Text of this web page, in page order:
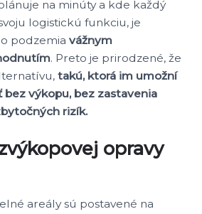
na minúty a kde každý
logistickú funkciu, je
podzemia vážnym
. Preto je prirodzené, že
takú, ktorá im umožní
bez výkopu, bez zastavenia
rizík.
opravy
areály sú postavené na